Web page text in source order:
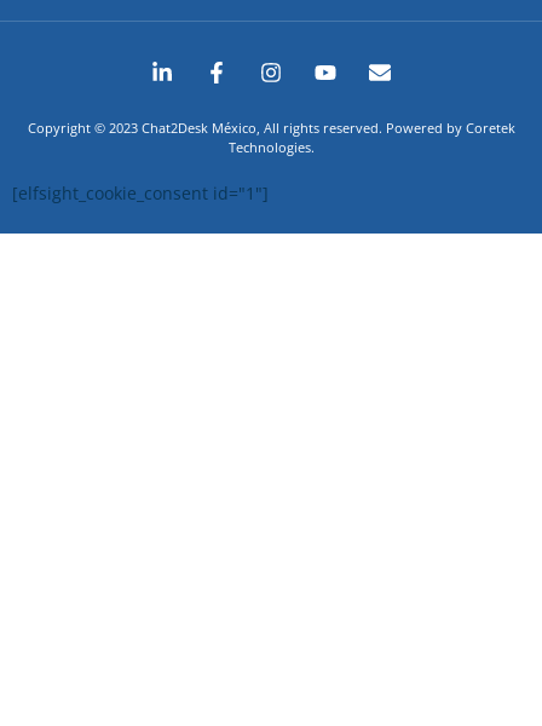
Copyright © 2023 Chat2Desk México, All rights reserved. Powered by Coretek
Technologies.
[elfsight_cookie_consent id="1"]